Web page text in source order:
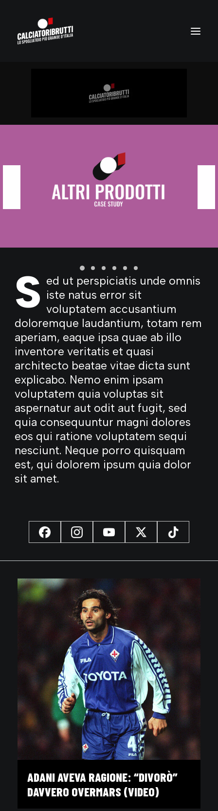
S ed ut perspiciatis unde omnis
iste natus error sit
voluptatem accusantium
doloremque laudantium, totam rem
aperiam, eaque ipsa quae ab illo
inventore veritatis et quasi
architecto beatae vitae dicta sunt
explicabo. Nemo enim ipsam
voluptatem quia voluptas sit
aspernatur aut odit aut fugit, sed
quia consequuntur magni dolores
eos qui ratione voluptatem sequi
nesciunt. Neque porro quisquam
est, qui dolorem ipsum quia dolor
sit amet.
ADANI AVEVA RAGIONE: “DIVORÒ”
DAVVERO OVERMARS (VIDEO)